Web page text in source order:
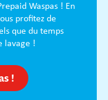
Waspas ! En
profitez de
que du temps
lavage !
!